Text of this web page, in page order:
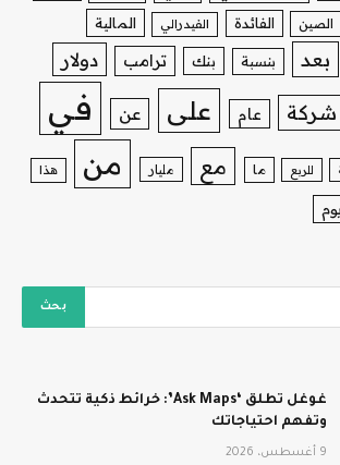
الصين الفائدة الفيدرالي المالية
بعد بنسبة بنك ترامب دولار
شركة عام على عن في
للربع ما مع مليار من هذا
يوم
غوغل تطلق ‘Ask Maps’: خرائط ذكية تتحدث
وتفهم احتياجاتك
9 أغسطس، 2026